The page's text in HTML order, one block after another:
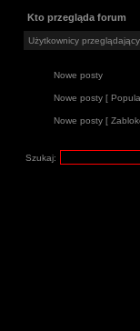
Kto przegląda forum
Użytkownicy
Nowe posty
Nowe posty [
Nowe posty [
Szukaj: